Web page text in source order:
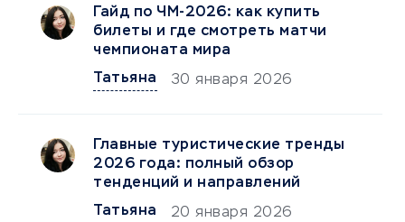
Гайд по ЧМ-2026: как купить
билеты и где смотреть матчи
чемпионата мира
Татьяна
30 января 2026
Главные туристические тренды
2026 года: полный обзор
тенденций и направлений
Татьяна
20 января 2026